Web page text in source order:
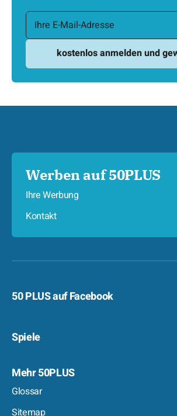
Werben auf 50PLUS
Ihre Werbung
Kontakt
50 PLUS auf Facebook
Spiele
Mehr 50PLUS
Glossar
Sitemap